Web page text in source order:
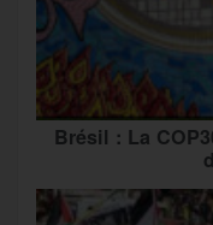
Brésil : La